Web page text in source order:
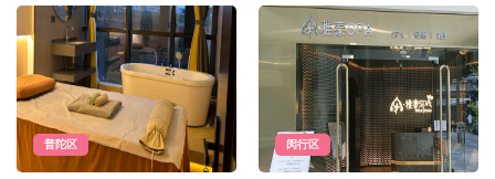
普陀区 闵行区